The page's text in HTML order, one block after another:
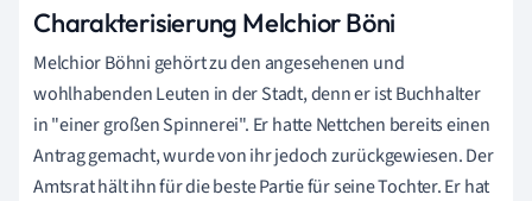
Charakterisierung Melchior Böni
Melchior Böhni gehört zu den angesehenen und
wohlhabenden Leuten in der Stadt, denn er ist Buchhalter
in "einer großen Spinnerei". Er hatte Nettchen bereits einen
Antrag gemacht, wurde von ihr jedoch zurückgewiesen. Der
Amtsrat hält ihn für die beste Partie für seine Tochter. Er hat